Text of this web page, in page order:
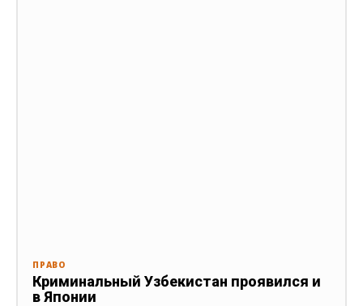
ПРАВО
Криминальный Узбекистан проявился и
в Японии